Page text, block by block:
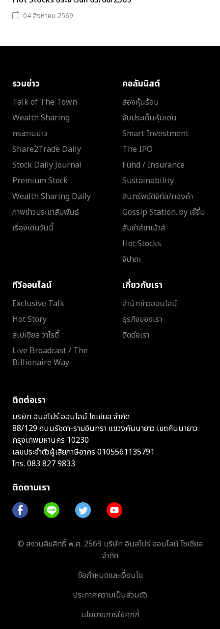
04 สิงหาคม 2569
รวมข่าว
Talk of The Town
Wealth Sharing
กระดานข่าว
Share2Trade Daily
Stock Daily Journal
Premium Stock
Wealth Sharing Daily
ภาพข่าวประชาสัมพันธ์
เรื่องเด่นวันนี้
คอลัมนิสต์
ส่องหุ้นร้อน
จับประเด็นหุ้นเด่น
Smart Investment
The IPO
Fund / Insurance
Sustainability
สินทรัพย์ดิจิทัล/ทองคำ
Gossip Station..by เจ๊จิ๋ม
ส้มซ่าส์ขาเม้าส์
Hot Stocks
จิปาถะ
ทีวีออนไลน์
Exclusive Talk
Hot Story
สเปเชียล วาไรตี้
Live Broadcast / The
Billionaire Way
เกี่ยวกับเรา
สำนักข่าวออนไลน์
ธุรกิจของเรา
ติดต่อเรา
ติดต่อเรา
บริษัท อินสไปร์ ออนไลน์ โซเชียล จำกัด
88/129 ถนนรัชดา-รามอินทรา แขวงคันนายาว เขตคันนายาว
กรุงเทพมหานคร 10230
เลขประจำตัวผู้เสียภาษีอากร 0105561135791
โทร. 083 827 9833
ติดตามเรา
© สงวนลิขสิทธิ์ พ.ศ. 2569 บริษัท อินสไปร์ ออนไลน์ โซเชียล
จำกัด
ข้อกำหนดและเงื่อนไข
ประกาศความเป็นส่วนตัว
นโยบายการใช้คุกกี้